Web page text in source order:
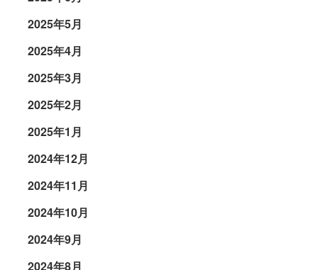
2025年5月
2025年4月
2025年3月
2025年2月
2025年1月
2024年12月
2024年11月
2024年10月
2024年9月
2024年8月